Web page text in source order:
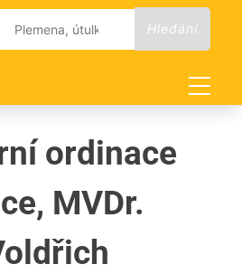
ordinace
MVDr.